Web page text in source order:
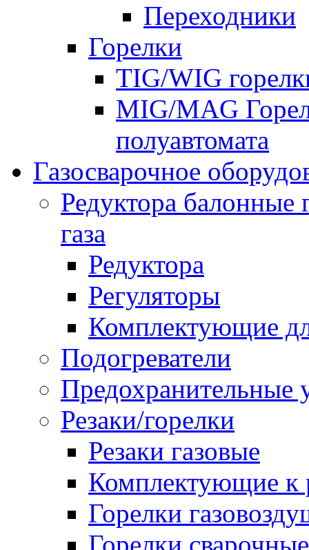
Переходники
Горелки
TIG/WIG
MIG/MAG
полуавтомата
Газосварочное
Редуктора балонные
газа
Редуктора
Регуляторы
Комплектующие
Подогреватели
Предохранительные
Резаки/горелки
Резаки газовые
Комплектующие к
Горелки